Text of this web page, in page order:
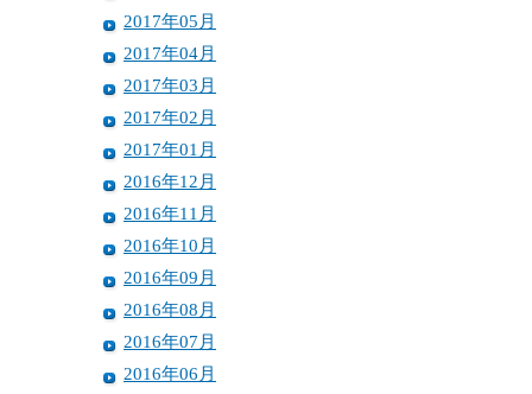
2017年05月
2017年04月
2017年03月
2017年02月
2017年01月
2016年12月
2016年11月
2016年10月
2016年09月
2016年08月
2016年07月
2016年06月